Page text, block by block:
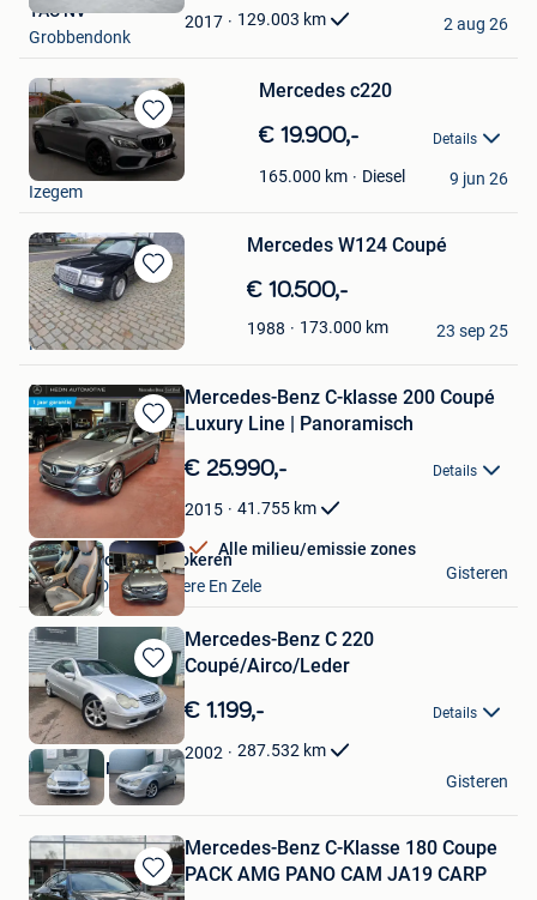
Favorieten2017 129.003 km
TAC NV
Grobbendonk
2 aug 26
Bewaren
in
Mijn
Mercedes c220
€ 19.900,- Details
165.000 km Diesel
Isra
Izegem
9 jun 26
Bewaren
in
Mijn
Favorieten
Mercedes W124 Coupé
€ 10.500,-
1988 173.000 km
Cathy
Merksem
23 sep 25
Bewaren
in
Mijn
Favorieten
Mercedes-Benz C-klasse 200 Coupé
Luxury Line | Panoramisch
€ 25.990,- Details
2015 41.755 km
Alle milieu/emissie zones
Hedin Automotive Lokeren
Lokeren+Deel Overmere En Zele
Gisteren
Bewaren
in
Mijn
Favorieten
Mercedes-Benz C 220
Coupé/Airco/Leder
€ 1.199,- Details
2002 287.532 km
RS Cars & Motors
Niel
Gisteren
Bewaren
Mercedes-Benz C-Klasse 180 Coupe
PACK AMG PANO CAM JA19 CARP